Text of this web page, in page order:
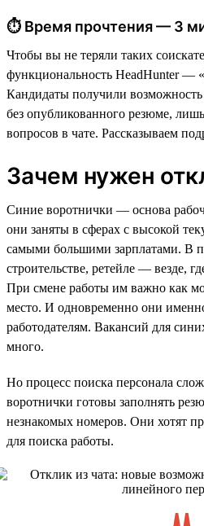
⏱ Время прочтения — 3
Чтобы вы не теряли таких
функциональность HeadHunter —
Кандидаты получили возможность
без опубликованного резюме,
вопросов в чате. Рассказываем
Зачем нужен
Синие воротнички — основа
они заняты в сферах с высокой
самыми большими зарплатами. В
строительстве, ретейле — везде,
При смене работы им важно как
место. И одновременно они
работодателям. Вакансий для
много.
Но процесс поиска персонала
воротнички готовы заполнять
незнакомых номеров. Они хотят
для поиска работы.